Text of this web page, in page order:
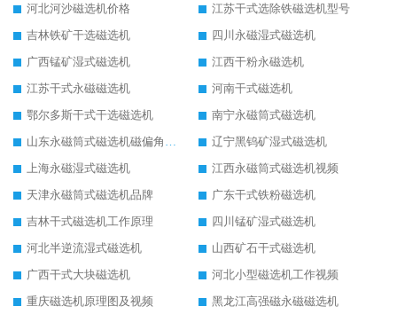
河北河沙磁选机价格
江苏干式选除铁磁选机型号
吉林铁矿干选磁选机
四川永磁湿式磁选机
广西锰矿湿式磁选机
江西干粉永磁选机
江苏干式永磁磁选机
河南干式磁选机
鄂尔多斯干式干选磁选机
南宁永磁筒式磁选机
山东永磁筒式磁选机磁偏角怎么调整
辽宁黑钨矿湿式磁选机
上海永磁湿式磁选机
江西永磁筒式磁选机视频
天津永磁筒式磁选机品牌
广东干式铁粉磁选机
吉林干式磁选机工作原理
四川锰矿湿式磁选机
河北半逆流湿式磁选机
山西矿石干式磁选机
广西干式大块磁选机
河北小型磁选机工作视频
重庆磁选机原理图及视频
黑龙江高强磁永磁磁选机